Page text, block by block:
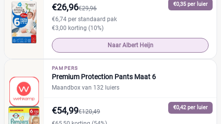
Kruidvat (1)
Lupilu
Mamia
Muumi
(0)
Rascal + Friends
SweetCare (0)
Trekpleister (0)
Kortingspercentage
%
Prijs
€0,35 per luier
€26,96€29,96
€6,74 per standaard pak
€3,00 korting (10%)
Naar Albert Heijn
PAMPERS
Premium Protection Pants Maat 6
Maandbox van 132 luiers
€0,42 per luier
€54,99€120,49